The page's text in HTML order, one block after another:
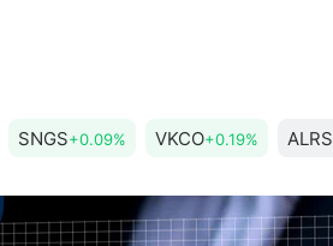
SNGS+0.09% VKCO+0.19% ALRS